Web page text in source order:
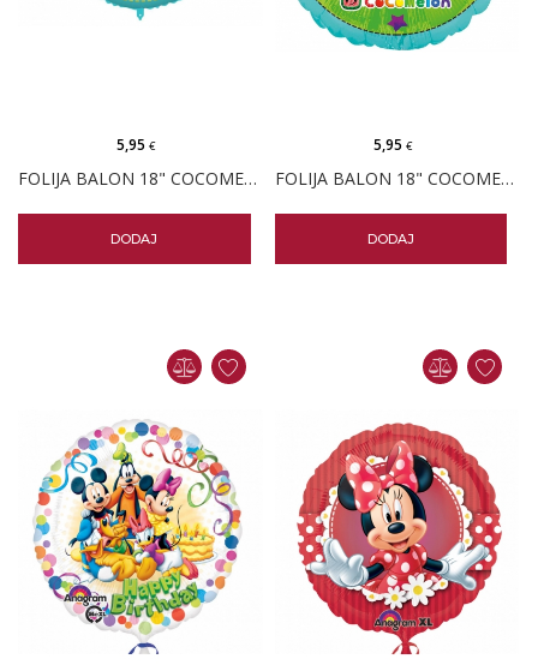
FOLIJA BALON 18" COCOMELON
5,95€
DODAJ
FOLIJA BALON 18" COCOMELON BUS
5,95 €
DODAJ